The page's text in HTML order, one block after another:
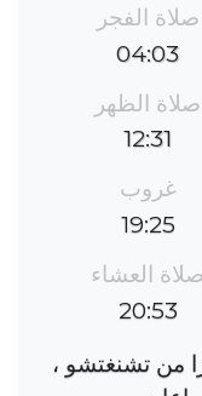
صلاة الفجر
04:03
صلاة الظهر
12:31
غروب
19:25
صلاة العشاء
20:53
كيلومترًا من تشنغتشو ،